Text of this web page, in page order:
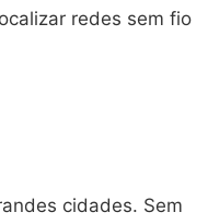
redes sem fio
cidades. Sem